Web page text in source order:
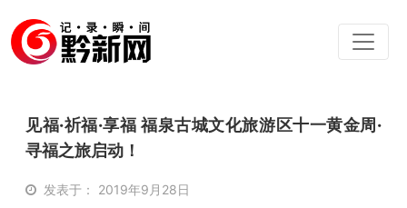
见福·祈福·享福 福泉古城文化旅游区十一黄金周·
寻福之旅启动！
发表于： 2019年9月28日